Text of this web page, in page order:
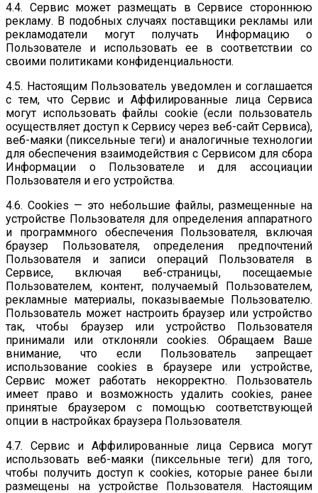
4.4. Сервис может размещать в Сервисе стороннюю
рекламу. В подобных случаях поставщики рекламы или
рекламодатели могут получать Информацию о
Пользователе и использовать ее в соответствии со
своими политиками конфиденциальности.
4.5. Настоящим Пользователь уведомлен и соглашается
с тем, что Сервис и Аффилированные лица Сервиса
могут использовать файлы cookie (если пользователь
осуществляет доступ к Сервису через веб-сайт Сервиса),
веб-маяки (пиксельные теги) и аналогичные технологии
для обеспечения взаимодействия с Сервисом для сбора
Информации о Пользователе и для ассоциации
Пользователя и его устройства.
4.6. Cookies — это небольшие файлы, размещенные на
устройстве Пользователя для определения аппаратного
и программного обеспечения Пользователя, включая
браузер Пользователя, определения предпочтений
Пользователя и записи операций Пользователя в
Сервисе, включая веб-страницы, посещаемые
Пользователем, контент, получаемый Пользователем,
рекламные материалы, показываемые Пользователю.
Пользователь может настроить браузер или устройство
так, чтобы браузер или устройство Пользователя
принимали или отклоняли cookies. Обращаем Ваше
внимание, что если Пользователь запрещает
использование cookies в браузере или устройстве,
Сервис может работать некорректно. Пользователь
имеет право и возможность удалить cookies, ранее
принятые браузером с помощью соответствующей
опции в настройках браузера Пользователя.
4.7. Сервис и Аффилированные лица Сервиса могут
использовать веб-маяки (пиксельные теги) для того,
чтобы получить доступ к cookies, которые ранее были
размещены на устройстве Пользователя. Настоящим